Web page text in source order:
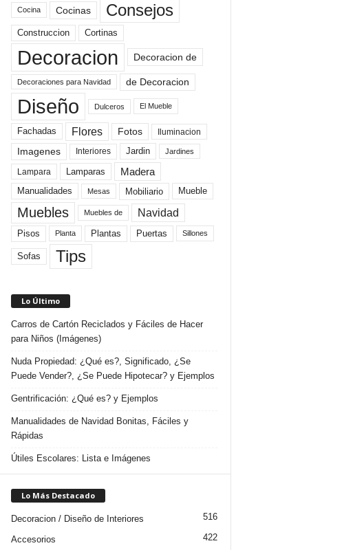
Cocina Cocinas Consejos
Construccion Cortinas
Decoracion Decoracion de
Decoraciones para Navidad de Decoracion
Diseño Dulceros El Mueble
Fachadas Flores Fotos Iluminacion
Imagenes Interiores Jardin Jardines
Lampara Lamparas Madera
Manualidades Mesas Mobiliario Mueble
Muebles Muebles de Navidad
Pisos Planta Plantas Puertas Sillones
Sofas Tips
Lo Último
Carros de Cartón Reciclados y Fáciles de Hacer
para Niños (Imágenes)
Nuda Propiedad: ¿Qué es?, Significado, ¿Se
Puede Vender?, ¿Se Puede Hipotecar? y Ejemplos
Gentrificación: ¿Qué es? y Ejemplos
Manualidades de Navidad Bonitas, Fáciles y
Rápidas
Útiles Escolares: Lista e Imágenes
Lo Más Destacado
Decoracion / Diseño de Interiores 516
Accesorios 422